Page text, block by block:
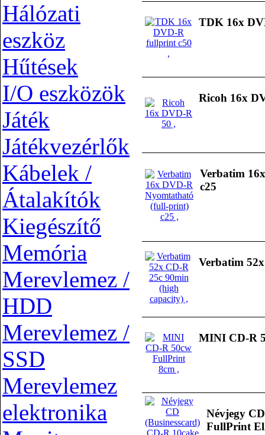
Hálózati
eszköz
Hűtések
I/O eszközök
Játék
Játékvezérlők
Kábelek /
Átalakítók
Kiegészítő
Memória
Merevlemez /
HDD
Merevlemez /
SSD
Merevlemez
elektronika
TDK 16x
Ricoh 16x
Verbatim
c25
Verbatim
MINI CD-R
Névjegy
FullPrint